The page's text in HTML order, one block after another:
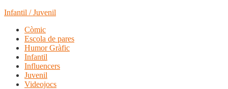
Infantil / Juvenil
Còmic
Escola de pares
Humor Gràfic
Infantil
Influencers
Juvenil
Videojocs